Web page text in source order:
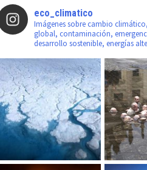
eco_climatico
Imágenes sobre cambio
global, contaminación,
desarrollo sostenible, energías